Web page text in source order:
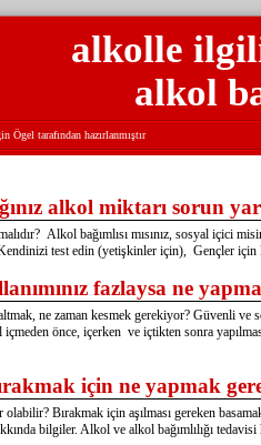
alkolle
alkol
tarafından hazırlanmıştır
alkol miktarı sorun
Alkol bağımlısı mısınız, sosyal içici
test edin (yetişkinler için), Gençler için
fazlaysa ne
ne zaman kesmek gerekiyor? Güvenli ve
içmeden önce, içerken ve içtikten sonra
için ne yapmak
olabilir? Bırakmak için aşılması gereken
bilgiler. Alkol ve alkol bağımlılığı